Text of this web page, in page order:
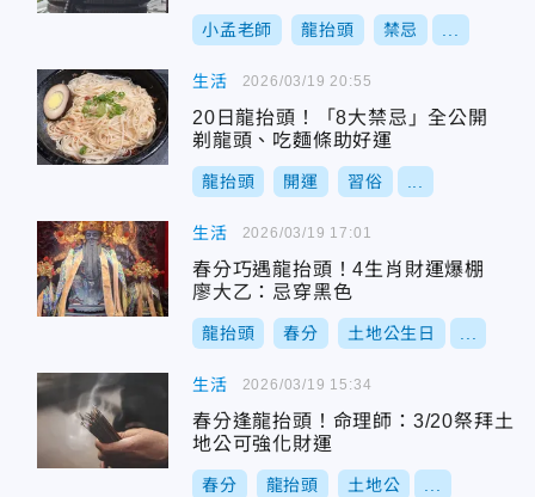
小孟老師 龍抬頭 禁忌
生活
20日龍抬頭！「8大禁忌」全公開
剃龍頭、吃麵條助好運
龍抬頭 開運 習俗
2026/03/19 20:55
生活
春分巧遇龍抬頭！4生肖財運爆棚
廖大乙：忌穿黑色
龍抬頭 春分 土地公生日
2026/03/19 17:01
生活
春分逢龍抬頭！命理師：3/20祭拜土
地公可強化財運
春分 龍抬頭 土地公
2026/03/19 15:34